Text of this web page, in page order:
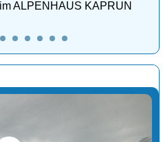
ALPENHAUS KAPRUN